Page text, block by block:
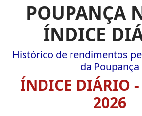
POUPANÇA
ÍNDICE
Histórico de rendimentos
da Poupança
ÍNDICE DIÁRIO -
2026